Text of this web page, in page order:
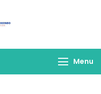
Menu